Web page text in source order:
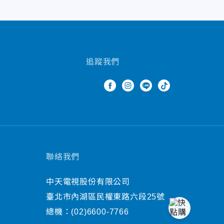
追蹤我們
聯絡我們
中天電視股份有限公司
臺北市內湖區民權東路六段25號
總機： (02)6600-7766